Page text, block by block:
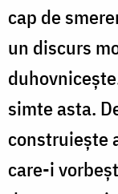
cap de
un discurs
simte asta.
construiește
care-i